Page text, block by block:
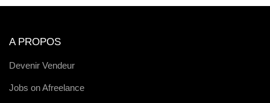
A PROPOS
Devenir Vendeur
Jobs on Afreelance